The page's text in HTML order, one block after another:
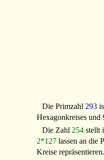
Die Primzahl 293
Hexagonkreises
Die Zahl 254 stellt
2*127 lassen an die
Kreise repräsentieren.